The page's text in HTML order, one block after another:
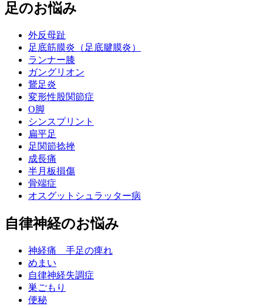
足のお悩み
外反母趾
足底筋膜炎（足底腱膜炎）
ランナー膝
ガングリオン
鵞足炎
変形性股関節症
O脚
シンスプリント
扁平足
足関節捻挫
成長痛
半月板損傷
骨端症
オスグットシュラッター病
自律神経のお悩み
神経痛 手足の痺れ
めまい
自律神経失調症
巣ごもり
便秘